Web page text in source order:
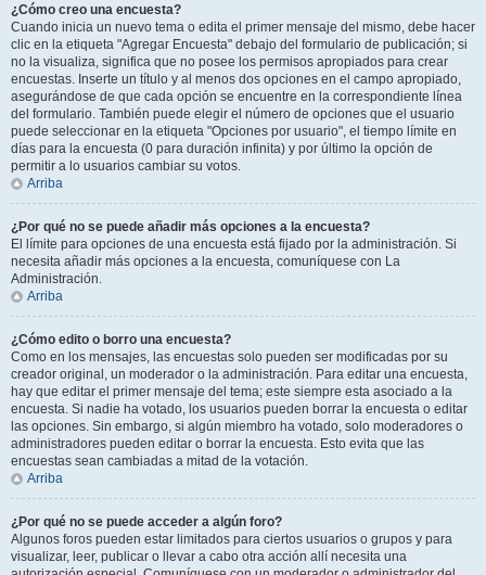
¿Cómo creo una encuesta?
Cuando inicia un nuevo tema o edita el primer mensaje del mismo, debe hacer
clic en la etiqueta "Agregar Encuesta" debajo del formulario de publicación; si
no la visualiza, significa que no posee los permisos apropiados para crear
encuestas. Inserte un título y al menos dos opciones en el campo apropiado,
asegurándose de que cada opción se encuentre en la correspondiente línea
del formulario. También puede elegir el número de opciones que el usuario
puede seleccionar en la etiqueta "Opciones por usuario", el tiempo límite en
días para la encuesta (0 para duración infinita) y por último la opción de
permitir a lo usuarios cambiar su votos.
Arriba
¿Por qué no se puede añadir más opciones a la encuesta?
El límite para opciones de una encuesta está fijado por la administración. Si
necesita añadir más opciones a la encuesta, comuníquese con La
Administración.
Arriba
¿Cómo edito o borro una encuesta?
Como en los mensajes, las encuestas solo pueden ser modificadas por su
creador original, un moderador o la administración. Para editar una encuesta,
hay que editar el primer mensaje del tema; este siempre esta asociado a la
encuesta. Si nadie ha votado, los usuarios pueden borrar la encuesta o editar
las opciones. Sin embargo, si algún miembro ha votado, solo moderadores o
administradores pueden editar o borrar la encuesta. Esto evita que las
encuestas sean cambiadas a mitad de la votación.
Arriba
¿Por qué no se puede acceder a algún foro?
Algunos foros pueden estar limitados para ciertos usuarios o grupos y para
visualizar, leer, publicar o llevar a cabo otra acción allí necesita una